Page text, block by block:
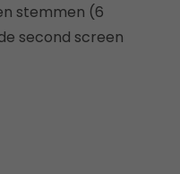
stemmen (6
second screen